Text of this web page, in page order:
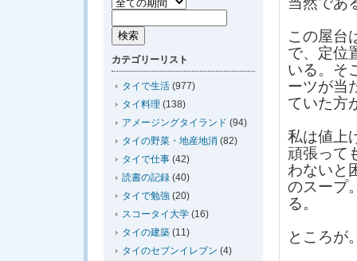
この屋台
で、定位
いる。そ
ーツが当
ていた方
私は値上
頑張って
わないと
のスープ
る。
ところが
カテゴリーリスト
タイで生活 (977)
タイ料理 (138)
アメージングタイランド (94)
タイの野菜・地産地消 (82)
タイで仕事 (42)
読書の記録 (40)
タイで勉強 (20)
スコータイ大学 (16)
タイの建築 (11)
タイのセブンイレブン (4)